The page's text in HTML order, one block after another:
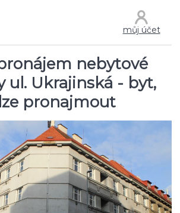
nebytové
ul. Ukrajinská - byt,
pronajmout
můj účet